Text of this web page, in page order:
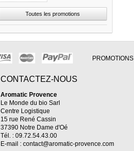
Toutes les promotions
PROMOTIONS
CONTACTEZ-NOUS
Aromatic Provence
Le Monde du bio Sarl
Centre Logistique
15 rue René Cassin
37390 Notre Dame d'Oé
Tél. : 09.72.54.43.00
E-mail : contact@aromatic-provence.com